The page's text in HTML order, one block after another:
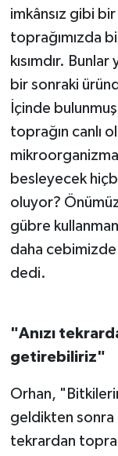
imkânsız gibi
toprağımızda
kısımdır.
bir sonraki
İçinde
toprağın canlı
besleyecek
oluyor?
gübre
daha
dedi.
"Anızı
getirebiliriz"
Orhan,
geldikten sonra
tekrardan